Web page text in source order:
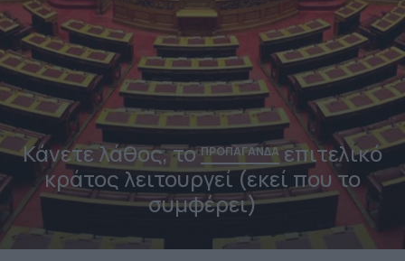
Κάνετε λάθος, τοΠΡΟΠΑΓΑΝΔΑεπιτελικό
κράτος λειτουργεί (εκεί που το
συμφέρει)